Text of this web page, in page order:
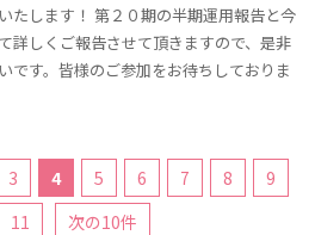
たします！ 第２０期の半期運用報告と今
詳しくご報告させて頂きますので、是非
です。皆様のご参加をお待ちしておりま
3 4 5 6 7 8
9
11 次の10件